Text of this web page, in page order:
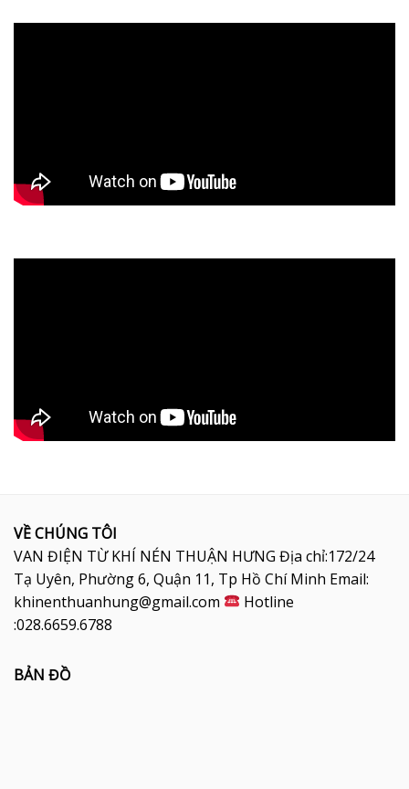
VỀ CHÚNG TÔI
VAN ĐIỆN TỪ KHÍ NÉN THUẬN HƯNG Địa chỉ:172/24
Tạ Uyên, Phường 6, Quận 11, Tp Hồ Chí Minh Email:
khinenthuanhung@gmail.com
Hotline
:028.6659.6788
BẢN ĐỒ